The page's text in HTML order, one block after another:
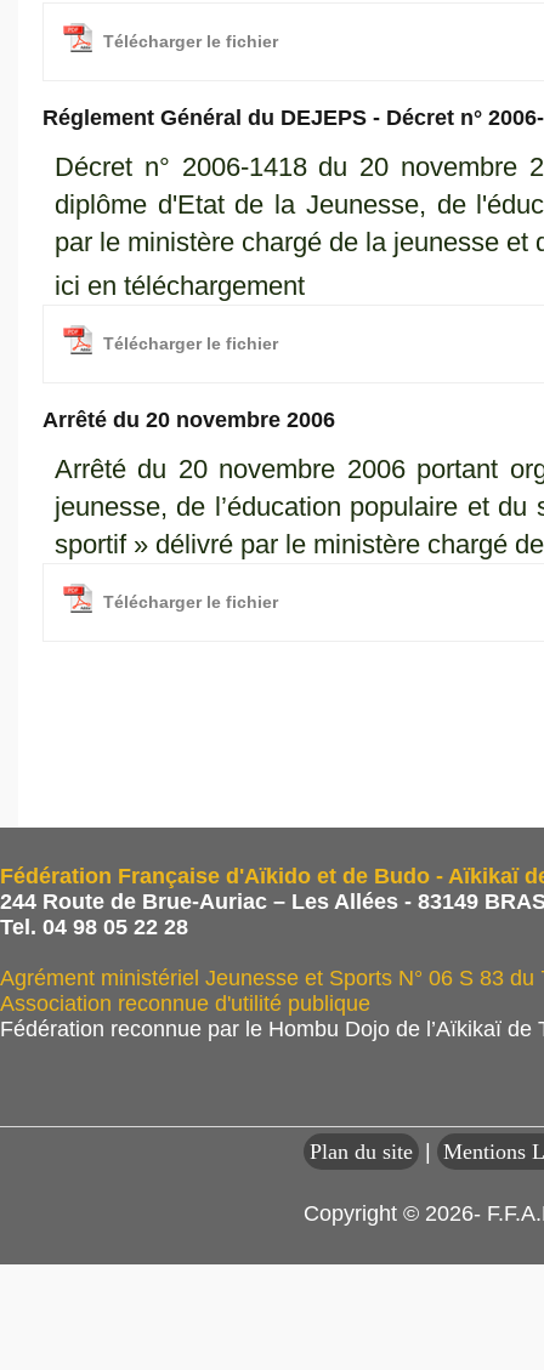
Télécharger le fichier
Réglement Général du DEJEPS - Décret n°
Décret n° 2006-1418 du 20 novembre
diplôme d'Etat de la Jeunesse, de
par le ministère chargé de la jeunesse et
ici en téléchargement
Télécharger le fichier
Arrêté du 20 novembre 2006
Arrêté du 20 novembre 2006 portant
jeunesse, de l’éducation populaire et
sportif » délivré par le ministère chargé
Télécharger le fichier
Fédération Française d'Aïkido et de Budo - Aïkikaï
244 Route de Brue-Auriac – Les Allées - 83149
Tel. 04 98 05 22 28
Agrément ministériel Jeunesse et Sports N° 06 S 83
Association reconnue d'utilité publique
Fédération reconnue par le Hombu Dojo de l’Aïkikaï de
Plan du site | Mentions
Copyright © 2026-